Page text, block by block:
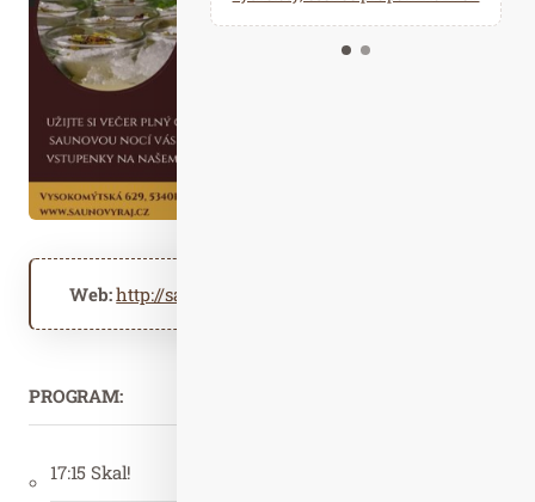
Kalendář událostí
Odebírejte náš newsletter
Web:http://saunovyraj.cz
PROGRAM:
17:15 Skal!